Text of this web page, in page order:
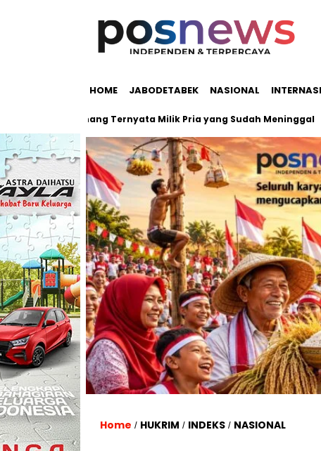
HOME JABODETABEK NASIONAL
Pinang Ternyata Milik Pria yang Sudah Meninggal
Home / HUKRIM / INDEKS / NASIONAL